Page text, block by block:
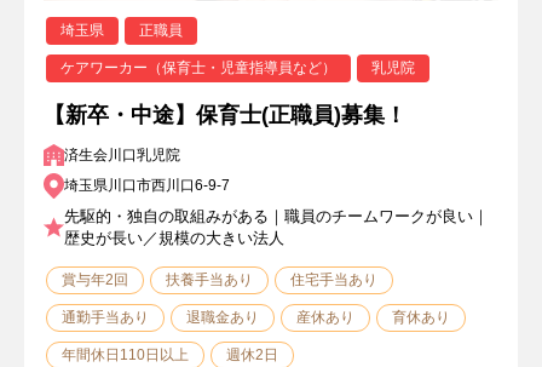
埼玉県 正職員
ケアワーカー（保育士・児童指導員など） 乳児院
【新卒・中途】保育士(正職員)募集！
済生会川口乳児院
埼玉県川口市西川口6-9-7
先駆的・独自の取組みがある｜職員のチームワークが良い｜
歴史が長い／規模の大きい法人
賞与年2回 扶養手当あり 住宅手当あり
通勤手当あり 退職金あり 産休あり 育休あり
年間休日110日以上 週休2日